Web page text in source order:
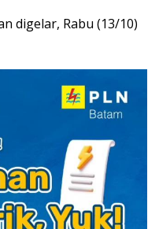
digelar, Rabu (13/10)